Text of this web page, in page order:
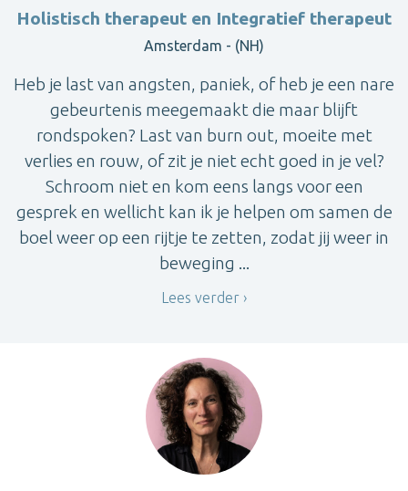
Holistisch therapeut en Integratief therapeut
Amsterdam - (NH)
Heb je last van angsten, paniek, of heb je een nare
gebeurtenis meegemaakt die maar blijft
rondspoken? Last van burn out, moeite met
verlies en rouw, of zit je niet echt goed in je vel?
Schroom niet en kom eens langs voor een
gesprek en wellicht kan ik je helpen om samen de
boel weer op een rijtje te zetten, zodat jij weer in
beweging ...
Lees verder